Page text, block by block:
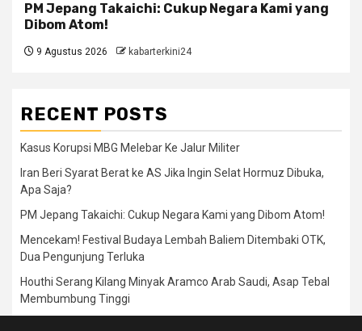
PM Jepang Takaichi: Cukup Negara Kami yang
Dibom Atom!
9 Agustus 2026 kabarterkini24
RECENT POSTS
Kasus Korupsi MBG Melebar Ke Jalur Militer
Iran Beri Syarat Berat ke AS Jika Ingin Selat Hormuz Dibuka,
Apa Saja?
PM Jepang Takaichi: Cukup Negara Kami yang Dibom Atom!
Mencekam! Festival Budaya Lembah Baliem Ditembaki OTK,
Dua Pengunjung Terluka
Houthi Serang Kilang Minyak Aramco Arab Saudi, Asap Tebal
Membumbung Tinggi